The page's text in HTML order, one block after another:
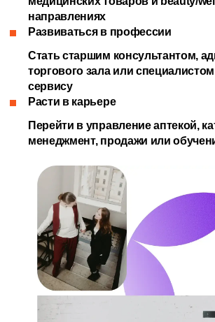
направлениях
Развиваться в профессии
Стать старшим консультантом,
торгового зала или
сервису
Расти в карьере
Перейти в управление аптекой,
менеджмент, продажи или